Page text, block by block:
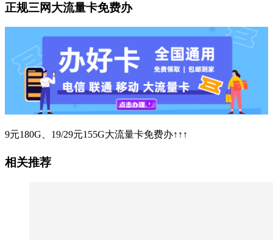
正规三网大流量卡免费办
9元180G、19/29元155G大流量卡免费办↑↑↑
相关推荐